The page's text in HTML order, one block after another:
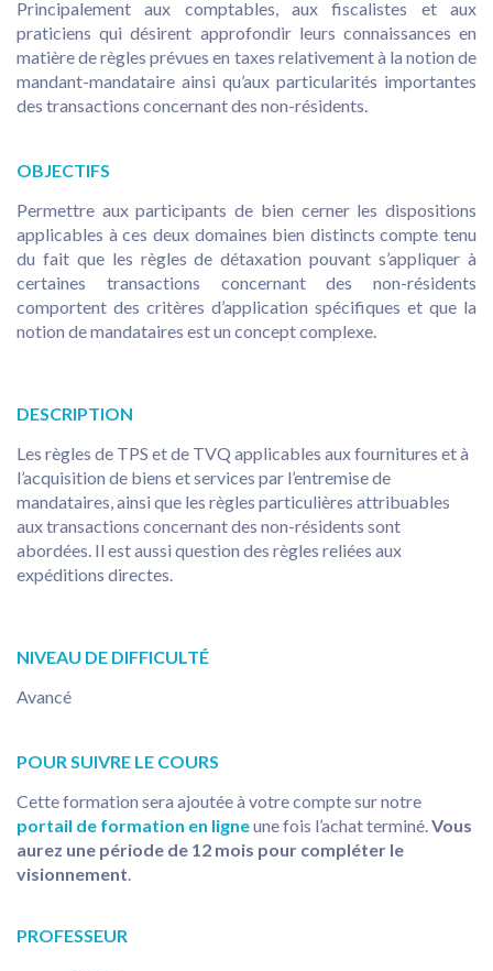
Principalement aux comptables, aux fiscalistes et aux
praticiens qui désirent approfondir leurs connaissances en
matière de règles prévues en taxes relativement à la notion de
mandant-mandataire ainsi qu’aux particularités importantes
des transactions concernant des non-résidents.
OBJECTIFS
Permettre aux participants de bien cerner les dispositions
applicables à ces deux domaines bien distincts compte tenu
du fait que les règles de détaxation pouvant s’appliquer à
certaines transactions concernant des non-résidents
comportent des critères d’application spécifiques et que la
notion de mandataires est un concept complexe.
DESCRIPTION
Les règles de TPS et de TVQ applicables aux fournitures et à
l’acquisition de biens et services par l’entremise de
mandataires, ainsi que les règles particulières attribuables
aux transactions concernant des non-résidents sont
abordées. Il est aussi question des règles reliées aux
expéditions directes.
NIVEAU DE DIFFICULTÉ
Avancé
POUR SUIVRE LE COURS
Cette formation sera ajoutée à votre compte sur notre
portail de formation en ligneune fois l’achat terminé.Vous
aurez une période de 12 mois pour compléter le
visionnement.
PROFESSEUR